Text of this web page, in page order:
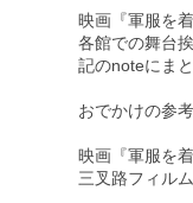
映画『軍服を着
各館での舞台
記のnoteにま
おでかけの参
映画『軍服を
三叉路フィルム